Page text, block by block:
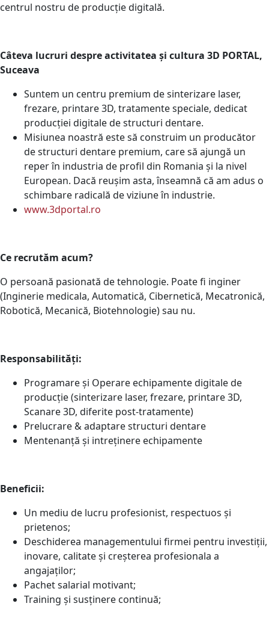
centrul nostru de producție digitală.
Câteva lucruri despre activitatea și cultura 3D PORTAL,
Suceava
Suntem un centru premium de sinterizare laser,
frezare, printare 3D, tratamente speciale, dedicat
producției digitale de structuri dentare.
Misiunea noastră este să construim un producător
de structuri dentare premium, care să ajungă un
reper în industria de profil din Romania și la nivel
European. Dacă reușim asta, înseamnă că am adus o
schimbare radicală de viziune în industrie.
www.3dportal.ro
Ce recrutăm acum?
O persoană pasionată de tehnologie. Poate fi inginer
(Inginerie medicala, Automatică, Cibernetică, Mecatronică,
Robotică, Mecanică, Biotehnologie) sau nu.
Responsabilități:
Programare și Operare echipamente digitale de
producție (sinterizare laser, frezare, printare 3D,
Scanare 3D, diferite post-tratamente)
Prelucrare & adaptare structuri dentare
Mentenanță și intreținere echipamente
Beneficii:
Un mediu de lucru profesionist, respectuos și
prietenos;
Deschiderea managementului firmei pentru investiții,
inovare, calitate și creșterea profesionala a
angajaților;
Pachet salarial motivant;
Training și susținere continuă;